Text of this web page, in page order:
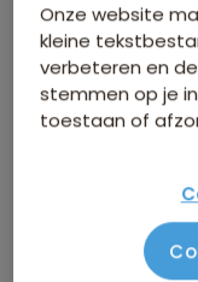
Financiën
Onze website
kleine
verbeteren en
stemmen op je
toestaan of